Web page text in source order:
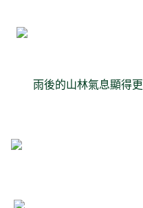
雨後的山林氣息顯得更